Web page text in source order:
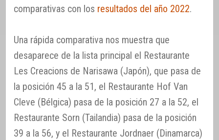
comparativas con los resultados del año 2022.
Una rápida comparativa nos muestra que
desaparece de la lista principal el Restaurante
Les Creacions de Narisawa (Japón), que pasa de
la posición 45 a la 51, el Restaurante Hof Van
Cleve (Bélgica) pasa de la posición 27 a la 52, el
Restaurante Sorn (Tailandia) pasa de la posición
39 a la 56, y el Restaurante Jordnaer (Dinamarca)